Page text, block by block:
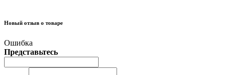
Новый отзыв о товаре
Ошибка
Представьтесь